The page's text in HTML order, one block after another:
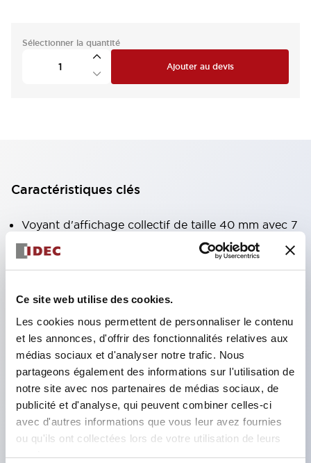
Ce site web utilise des cookies.
Les cookies nous permettent de personnaliser le contenu
et les annonces, d'offrir des fonctionnalités relatives aux
médias sociaux et d'analyser notre trafic. Nous
partageons également des informations sur l'utilisation de
notre site avec nos partenaires de médias sociaux, de
publicité et d'analyse, qui peuvent combiner celles-ci
avec d'autres informations que vous leur avez fournies
ou qu'ils ont collectées lors de votre utilisation de leurs
services.
Sélectionner la quantité
Ajouter au devis
Caractéristiques clés
Voyant d'affichage collectif de taille 40 mm avec 7
types de surfaces lumineuses au choix.
Équipé d'une fenêtre variable pour une meilleure
surface ultra-haute intensité.
Réduction du temps de câblage grâce à la
structure à bornes SS, intégration du couvercle de
borne et du corps, et structure anti-chute des vis.
Adoption d'un support de liaison avec couvercle,
éliminant le besoin d'un couvercle de protection
contre les chocs électriques. (Lors de l'utilisation